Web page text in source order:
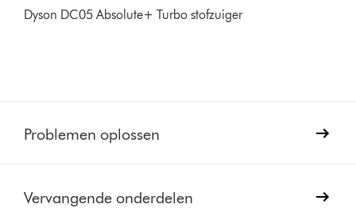
Dyson DC05 Absolute+ Turbo stofzuiger
Problemen oplossen
Vervangende onderdelen